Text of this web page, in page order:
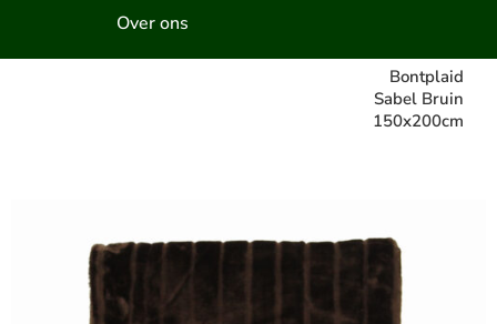
Over ons
Bontplaid
Sabel Bruin
150x200cm